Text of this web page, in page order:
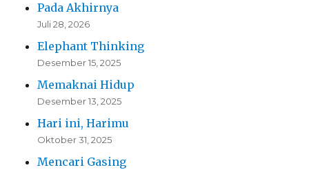
Pada Akhirnya
Juli 28, 2026
Elephant Thinking
Desember 15, 2025
Memaknai Hidup
Desember 13, 2025
Hari ini, Harimu
Oktober 31, 2025
Mencari Gasing